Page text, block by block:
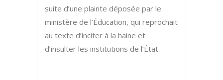
suite d’une plainte déposée par le
ministère de l’Éducation, qui reprochait
au texte d’inciter à la haine et
d’insulter les institutions de l’État.